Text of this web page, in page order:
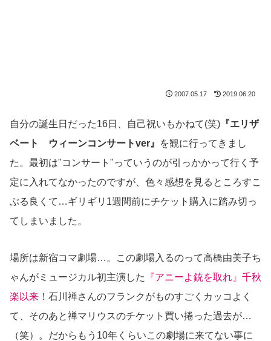
2007.05.17 2019.06.20
自分の誕生日だった16日、自己祝いもかねて(笑) 『エリザ
ベート ウィーンコンサートver』
を観に行ってきまし
た。最初は"コンサート"っていうのが引っかかって行く予
定に入れてなかったのですが、色々感想を見るところすこ
ぶる良くて…ギリギリ1週間前にチケット購入に踏み切っ
てしまいました。
場所は新宿コマ劇場…。この劇場入るのって高橋由美子ち
ゃんがミュージカル初主演した
『アニーよ銃を取れ』千秋
楽以来！ 石川禅さんのフランクがものすごくカッコよく
て、そのあと禅マリウスのチケット買い捲った過去が…
（笑）。だからもう10年くらいこの劇場に来てない事に